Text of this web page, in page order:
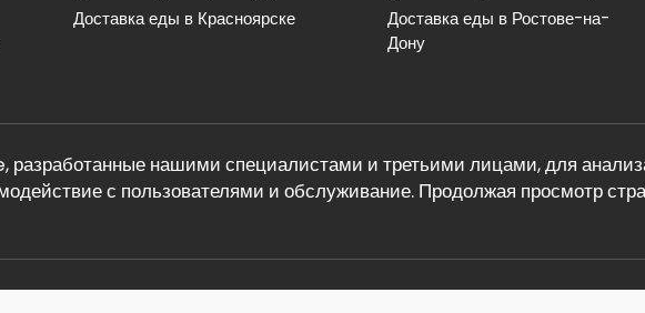
Доставка еды в Красноярске
Доставка еды в Ростове-на-
Дону
нашими специалистами и третьими лицами, для
с пользователями и обслуживание. Продолжая просмотр